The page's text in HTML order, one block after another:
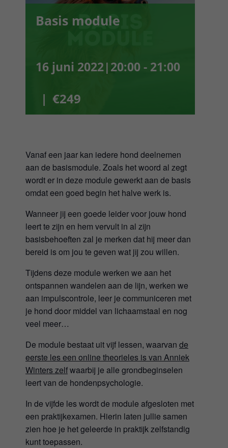
Mijn Account
Gegevens onthouden
Basis module
16 juni 2022|20:00- 21:00
| €249
Vanaf een jaar kan iedere hond deelnemen
aan de basismodule. Zoals het woord al zegt
wordt er in deze module gewerkt aan de basis
omdat een goed begin het halve werk is.
Wanneer jij een goede leider voor jouw hond
leert te zijn en hem vervult in al zijn
basisbehoeften zal je merken dat hij meer dan
bereid is om jou te geven wat jij zou willen.
Tijdens deze module werken we aan het
ontspannen wandelen aan de lijn, werken we
aan impulscontrole, leer je communiceren met
je hond door middel van lichaamstaal en nog
veel meer…
De module bestaat uit vijf lessen, waarvan de
eerste les een online theorieles is van Anniek
Winters zelfwaarbij je alle grondbeginselen
leert van de hondenpsychologie.
In de vijfde les wordt de module afgesloten met
een praktijkexamen. Hierin laten jullie samen
zien hoe je het geleerde in praktijk zelfstandig
kunt toepassen.